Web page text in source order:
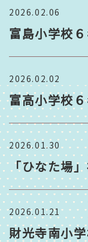
2026.02.06
富島小学校
2026.02.02
富高小学校
2026.01.30
「ひなた場
2026.01.21
財光寺南小